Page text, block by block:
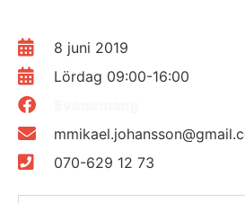
8 juni 2019
Lördag 09:00-16:00
070-629 12 73